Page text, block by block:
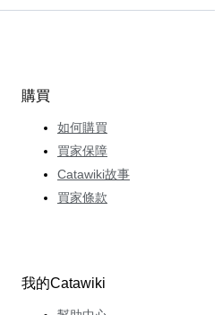
購買
如何購買
買家保障
Catawiki故事
買家條款
我的Catawiki